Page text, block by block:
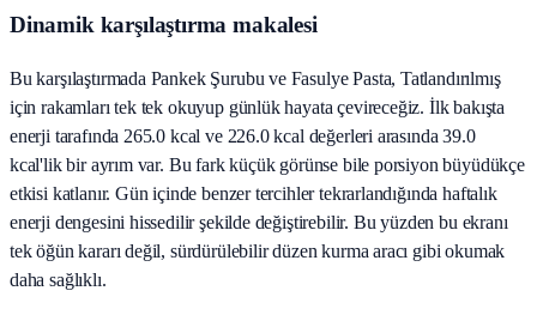
Dinamik karşılaştırma makalesi
Bu karşılaştırmada Pankek Şurubu ve Fasulye Pasta, Tatlandırılmış
için rakamları tek tek okuyup günlük hayata çevireceğiz. İlk bakışta
enerji tarafında 265.0 kcal ve 226.0 kcal değerleri arasında 39.0
kcal'lik bir ayrım var. Bu fark küçük görünse bile porsiyon büyüdükçe
etkisi katlanır. Gün içinde benzer tercihler tekrarlandığında haftalık
enerji dengesini hissedilir şekilde değiştirebilir. Bu yüzden bu ekranı
tek öğün kararı değil, sürdürülebilir düzen kurma aracı gibi okumak
daha sağlıklı.